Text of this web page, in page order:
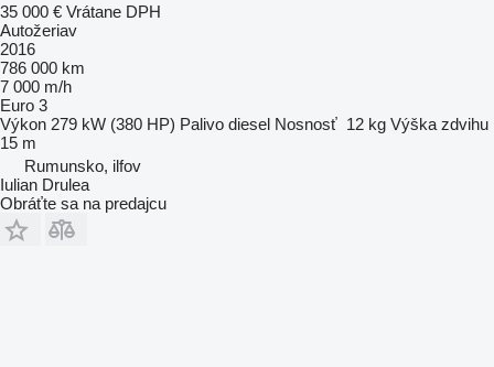
35 000 € Vrátane DPH
Autožeriav
2016
786 000 km
7 000 m/h
Euro 3
Výkon 279 kW (380 HP) Palivo diesel Nosnosť 12 kg Výška zdvihu
15 m
Rumunsko, ilfov
Iulian Drulea
Obráťte sa na predajcu